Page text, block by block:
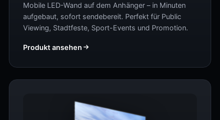
Mobile LED-Wand auf dem Anhänger – in Minuten
aufgebaut, sofort sendebereit. Perfekt für Public
Viewing, Stadtfeste, Sport-Events und Promotion.
Produkt ansehen